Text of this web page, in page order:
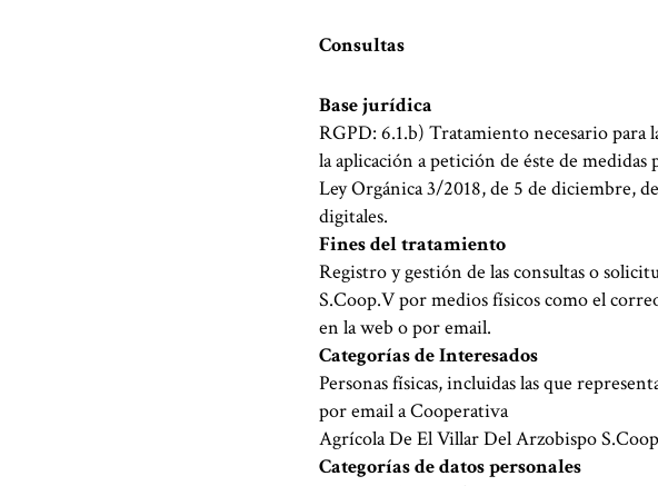
Consultas
Base jurídica
RGPD: 6.1.b) Tratamiento necesario para
la aplicación a petición de éste de medidas
Ley Orgánica 3/2018, de 5 de diciembre,
digitales.
Fines del tratamiento
Registro y gestión de las consultas o
S.Coop.V por medios físicos como el
en la web o por email.
Categorías de Interesados
Personas físicas, incluidas las que
por email a Cooperativa
Agrícola De El Villar Del Arzobispo
Categorías de datos personales